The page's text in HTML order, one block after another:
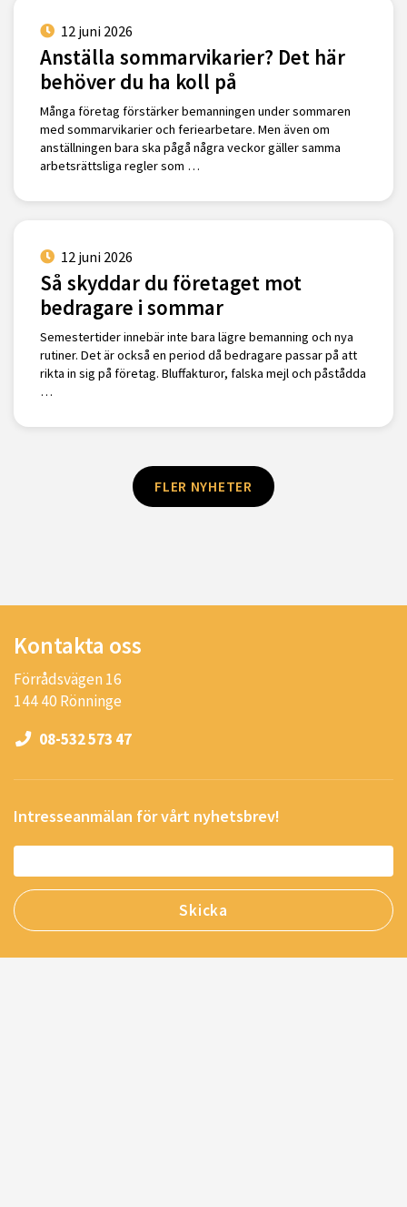
12 juni 2026
Anställa sommarvikarier? Det här
behöver du ha koll på
Många företag förstärker bemanningen under sommaren
med sommarvikarier och feriearbetare. Men även om
anställningen bara ska pågå några veckor gäller samma
arbetsrättsliga regler som …
12 juni 2026
Så skyddar du företaget mot
bedragare i sommar
Semestertider innebär inte bara lägre bemanning och nya
rutiner. Det är också en period då bedragare passar på att
rikta in sig på företag. Bluffakturor, falska mejl och påstådda
…
FLER NYHETER
Kontakta oss
Förrådsvägen 16
144 40 Rönninge
08-532 573 47
Intresseanmälan för vårt nyhetsbrev!